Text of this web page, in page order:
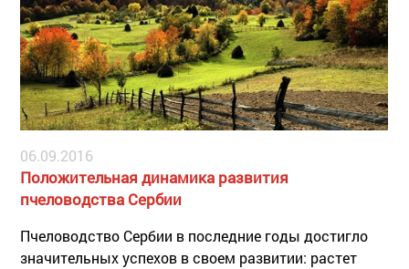
06.09.2016
Положительная динамика развития
пчеловодства Сербии
Пчеловодство Сербии в последние годы достигло
значительных успехов в своем развитии: растет